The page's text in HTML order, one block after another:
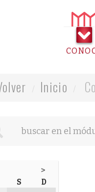
Inicio
>
S D